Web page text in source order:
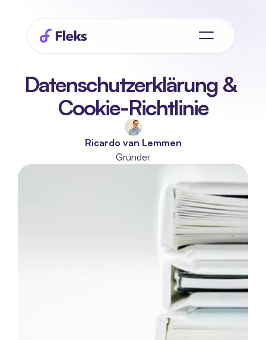
Datenschutzerklärung &
Cookie-Richtlinie
Ricardo van Lemmen
Gründer